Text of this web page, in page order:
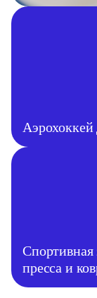
Аэрохоккей
Спортивная
пресса и